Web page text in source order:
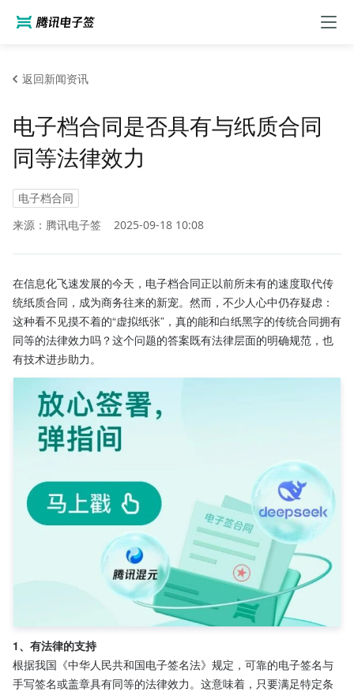
返回新闻资讯
电子档合同是否具有与纸质合同
同等法律效力
电子档合同
来源：腾讯电子签
2025-09-18 10:08
在信息化飞速发展的今天，电子档合同正以前所未有的速度取代传
统纸质合同，成为商务往来的新宠。然而，不少人心中仍存疑虑：
这种看不见摸不着的“虚拟纸张”，真的能和白纸黑字的传统合同拥有
同等的法律效力吗？这个问题的答案既有法律层面的明确规范，也
有技术进步助力。
1、有法律的支持
根据我国《中华人民共和国电子签名法》规定，可靠的电子签名与
手写签名或盖章具有同等的法律效力。这意味着，只要满足特定条